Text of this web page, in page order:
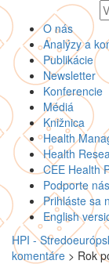
O nás
Analýzy a
Publikácie
Newsletter
Konferencie
Médiá
Knižnica
Health
Health
CEE Health
Podporte nás
Prihláste sa
English
HPI -
komentáre > Rok